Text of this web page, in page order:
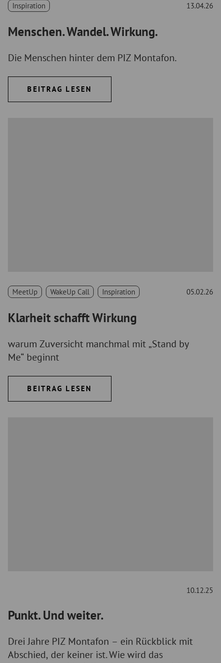
Inspiration 13.04.26
Menschen. Wandel. Wirkung.
Die Menschen hinter dem PIZ Montafon.
BEITRAG LESEN
MeetUp WakeUp Call Inspiration 05.02.26
Klarheit schafft Wirkung
warum Zuversicht manchmal mit „Stand by
Me“ beginnt
BEITRAG LESEN
10.12.25
Punkt. Und weiter.
Drei Jahre PIZ Montafon – ein Rückblick mit
Abschied, der keiner ist. Wie wird das